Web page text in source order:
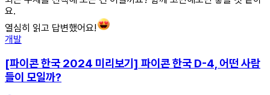
요.
열심히 읽고 답변했어요!
개발
[파이콘 한국 2024 미리보기] 파이콘 한국 D-4, 어떤 사람
들이 모일까?